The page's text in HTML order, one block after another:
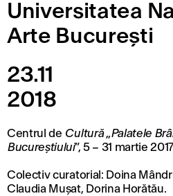
Universitatea
Arte București
23.11
2018
Centrul de Cultură„Palatele
Bucureștiului”, 5 – 31 martie
Colectiv curatorial: Doina
Claudia Mușat, Dorina Horătău.